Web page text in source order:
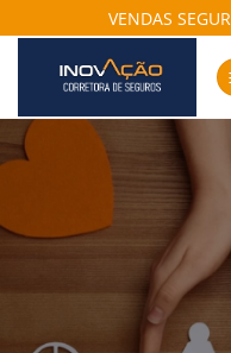
to
content
VENDAS